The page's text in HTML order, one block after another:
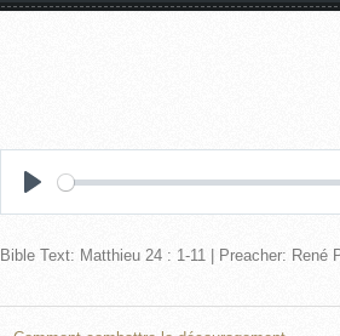
a
Bible Text: Matthieu 24 : 1-11 | Preacher: René